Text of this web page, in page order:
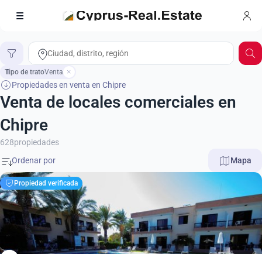
1
Tipo de tratoVenta
Propiedades en venta en Chipre
Venta de locales comerciales en
Chipre
628propiedades
Mapa
Propiedad verificada